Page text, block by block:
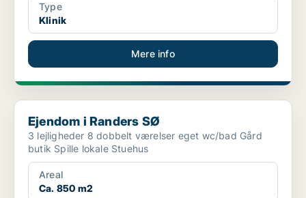
Type
Klinik
Mere info
Ejendom i Randers SØ
Ejendom i Randers SØ
3 lejligheder 8 dobbelt værelser eget wc/bad Gård
butik Spille lokale Stuehus
Areal
Ca. 850 m2